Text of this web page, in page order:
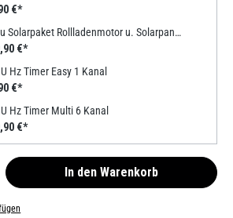
€*
Simu Solarpaket Rollladenmotor u. Solarpanel, Autosun 2, T3.5 E Hz DC Zugkraft 6Nm / 14kg SW40 Motortyp / Zugkraft: 06/18-40 40mm Welle - bis 14kg
€*
Hz Timer Easy 1 Kanal
€*
Hz Timer Multi 6 Kanal
€*
Gib den gewünschten Wert ein
In den Warenkorb